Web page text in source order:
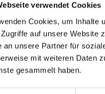
verwendet Cookies
Cookies, um Inhalte
auf unsere Website
an unsere Partner für
mit weiteren Daten
gesammelt haben.